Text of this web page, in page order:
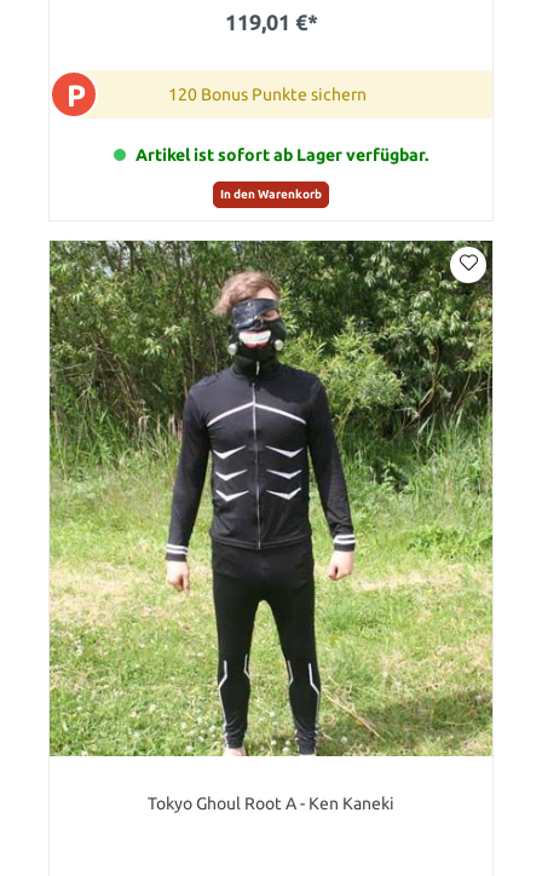
119,01 €*
P 120 Bonus Punkte sichern
Artikel ist sofort ab Lager verfügbar.
In den Warenkorb
Tokyo Ghoul Root A - Ken Kaneki